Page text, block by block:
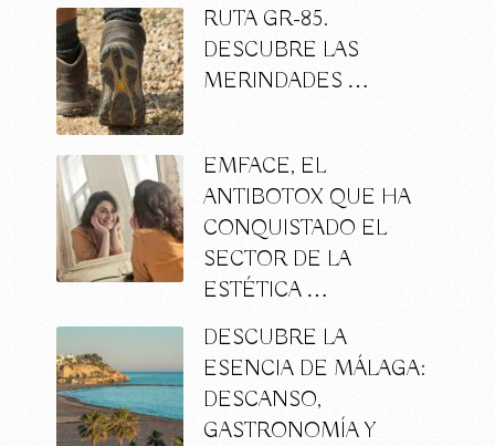
RUTA GR-85.
DESCUBRE LAS
MERINDADES …
EMFACE, EL
ANTIBOTOX QUE HA
CONQUISTADO EL
SECTOR DE LA
ESTÉTICA …
DESCUBRE LA
ESENCIA DE MÁLAGA:
DESCANSO,
GASTRONOMÍA Y